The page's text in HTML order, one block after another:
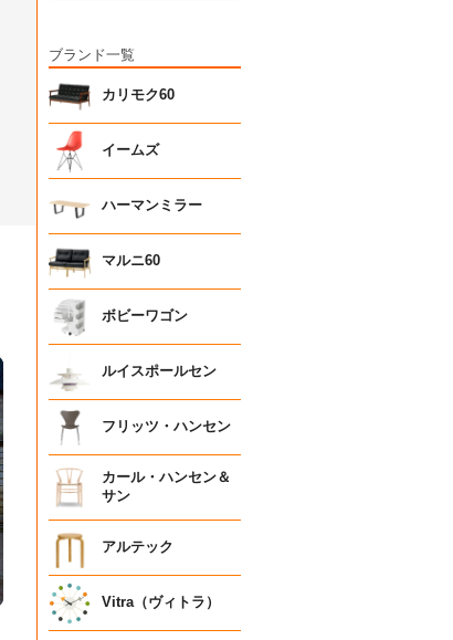
ブランド一覧
カリモク60
イームズ
ハーマンミラー
マルニ60
ボビーワゴン
ルイスポールセン
フリッツ・ハンセン
カール・ハンセン＆
サン
アルテック
Vitra（ヴィトラ）